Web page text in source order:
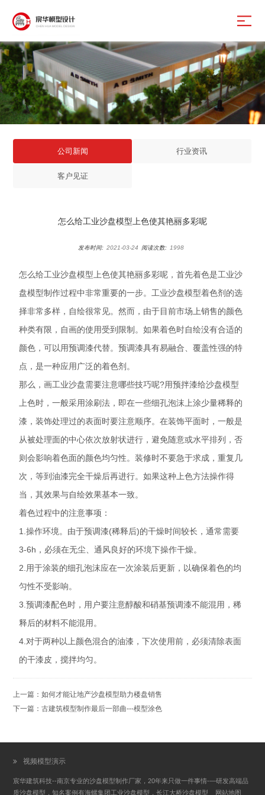
公司新闻 行业资讯
客户见证
怎么给工业沙盘模型上色使其艳丽多彩呢
发布时间: 2021-03-24 阅读次数: 1998
怎么给工业沙盘模型上色使其艳丽多彩呢，首先着色是工业沙
盘模型制作过程中非常重要的一步。工业沙盘模型着色剂的选
择非常多样，自绘很常见。然而，由于目前市场上销售的颜色
种类有限，自画的使用受到限制。如果着色时自绘没有合适的
颜色，可以用预调漆代替。预调漆具有易融合、覆盖性强的特
点，是一种应用广泛的着色剂。
那么，画工业沙盘需要注意哪些技巧呢?用预拌漆给沙盘模型
上色时，一般采用涂刷法，即在一些细孔泡沫上涂少量稀释的
漆，装饰处理过的表面时要注意顺序。在装饰平面时，一般是
从被处理面的中心依次放射状进行，避免随意或水平排列，否
则会影响着色面的颜色均匀性。装修时不要急于求成，重复几
次，等到油漆完全干燥后再进行。如果这种上色方法操作得
当，其效果与自绘效果基本一致。
着色过程中的注意事项：
1.操作环境。由于预调漆(稀释后)的干燥时间较长，通常需要
3-6h，必须在无尘、通风良好的环境下操作干燥。
2.用于涂装的细孔泡沫应在一次涂装后更新，以确保着色的均
匀性不受影响。
3.预调漆配色时，用户要注意醇酸和硝基预调漆不能混用，稀
释后的材料不能混用。
4.对于两种以上颜色混合的油漆，下次使用前，必须清除表面
的干漆皮，搅拌均匀。
上一篇：如何才能让地产沙盘模型助力楼盘销售
下一篇：古建筑模型制作最后一部曲---模型涂色
视频模型演示
宸华建筑科技--南京专业的沙盘模型制作厂家，20年来只做一件事情-—研发高端品
质沙盘模型，知名案例有海螺集团工业沙盘模型，长江大桥沙盘模型 网站地图